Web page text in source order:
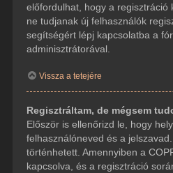
előfordulhat, hogy a regisztráció
ne tudjanak új felhasználók
segítségért lépj kapcsolatba a
adminisztrátorával.
Vissza a tetejére
Regisztráltam, de mégsem
Először is ellenőrizd le, hogy
felhasználóneved és a
történhetett. Amennyiben a
kapcsolva, és a regisztráció